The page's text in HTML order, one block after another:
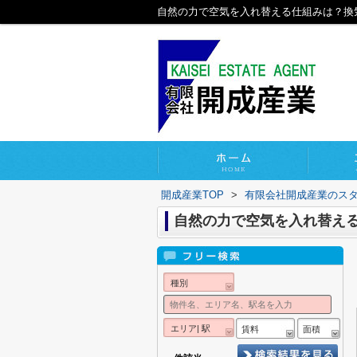
自然の力で空気を入れ替える仕組みは？
開成産業TOP > 有限会社開成産業のス
自然の力で空気を入れ替え
種別
エリア| 駅 賃料 面積